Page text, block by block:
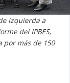
izquierda a
del IPBES,
por más de 150